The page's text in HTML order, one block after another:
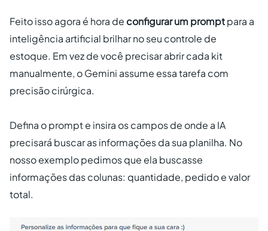
Feito isso agora é hora de configurar um promptpara a
inteligência artificial brilhar no seu controle de
estoque. Em vez de você precisar abrir cada kit
manualmente, o Gemini assume essa tarefa com
precisão cirúrgica.
Defina o prompt e insira os campos de onde a IA
precisará buscar as informações da sua planilha. No
nosso exemplo pedimos que ela buscasse
informações das colunas: quantidade, pedido e valor
total.